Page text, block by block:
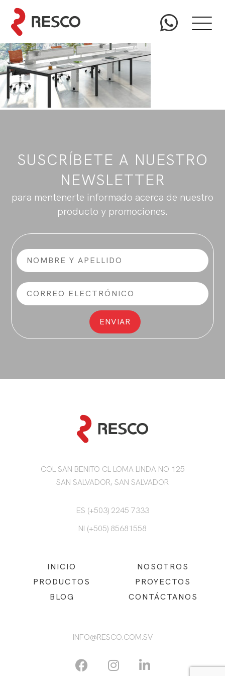
SUSCRÍBETE A NUESTRO
NEWSLETTER
para mentenerte informado acerca de nuestro
producto y promociones.
COL SAN BENITO CL LOMA LINDA NO 125
SAN SALVADOR, SAN SALVADOR
ES (+503) 2245 7333
NI (+505) 85681558
INICIO
NOSOTROS
PRODUCTOS
PROYECTOS
BLOG
CONTÁCTANOS
INFO@RESCO.COM.SV